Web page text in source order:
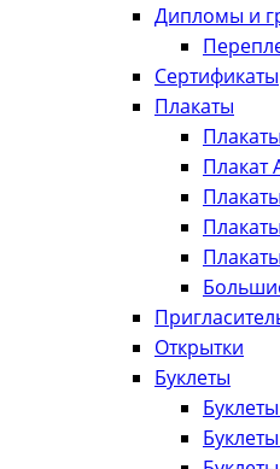
Дипломы и
Сертификаты
Плакаты
Плакат
Открытки
Буклеты